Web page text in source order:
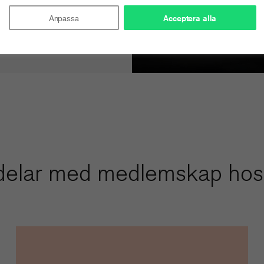
Anpassa Acceptera alla
med medlemskap